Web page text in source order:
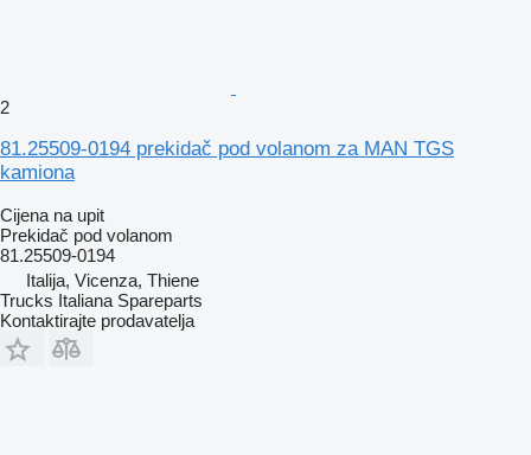
2
81.25509-0194 prekidač pod volanom za MAN TGS
kamiona
Cijena na upit
Prekidač pod volanom
81.25509-0194
Italija, Vicenza, Thiene
Trucks Italiana Spareparts
Kontaktirajte prodavatelja